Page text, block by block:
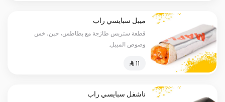
ميبل سبايسي راب
قطعة ستربس طازجة مع بطاطس، جبن، خس
وصوص الميبل.
ناشفل سبايسي راب